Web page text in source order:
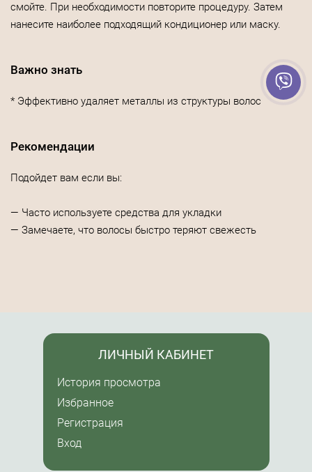
смойте. При необходимости повторите процедуру. Затем
нанесите наиболее подходящий кондиционер или маску.
Важно знать
* Эффективно удаляет металлы из структуры волос
Рекомендации
Подойдет вам если вы:
— Часто используете средства для укладки
— Замечаете, что волосы быстро теряют свежесть
ЛИЧНЫЙ КАБИНЕТ
История просмотра
Избранное
Регистрация
Вход